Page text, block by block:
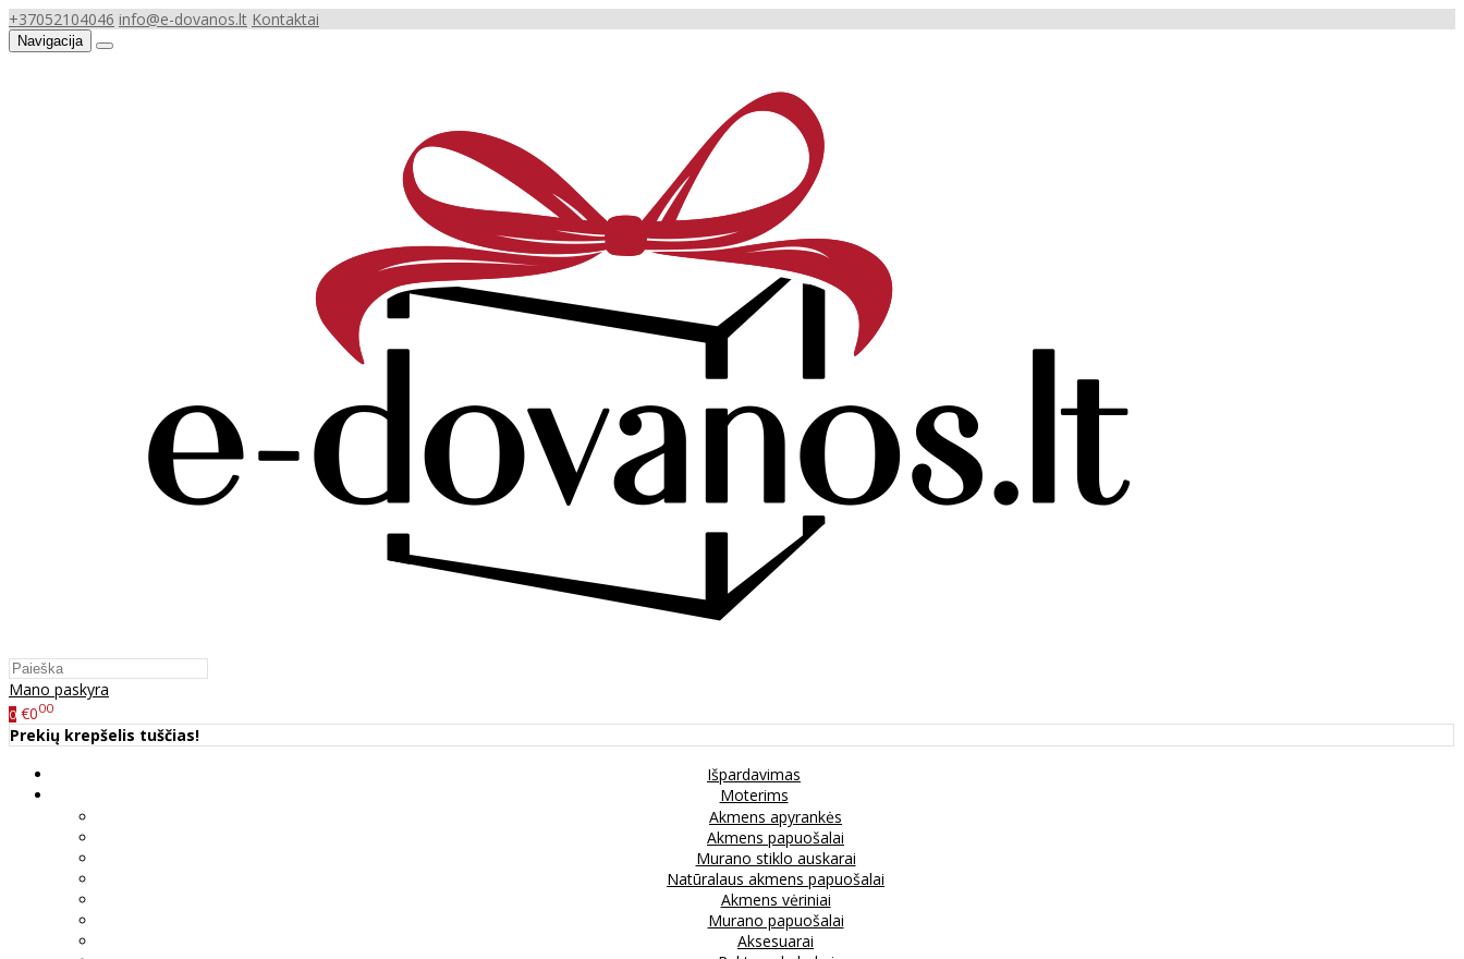
+37052104046 info@e-dovanos.lt Kontaktai
Navigacija
Mano paskyra
0 €000
Prekių krepšelis tuščias!
Išpardavimas
Moterims
Akmens apyrankės
Akmens papuošalai
Murano stiklo auskarai
Natūralaus akmens papuošalai
Akmens vėriniai
Murano papuošalai
Aksesuarai